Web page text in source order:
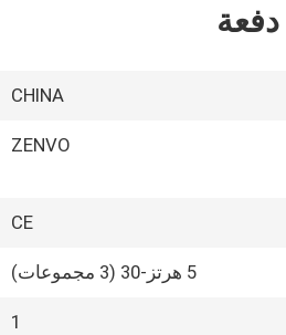
دفعة
CHINA
ZENVO
CE
5 هرتز-30 (3 مجموعات)
1